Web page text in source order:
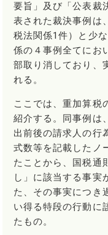
要旨」及び「公表裁
表された裁決事例は
税法関係1件）と少
係の４事例全てにお
部取り消しており、
れる。
ここでは、重加算税
紹介する。同事例は
出前後の請求人の行
式数等を記載したノ
たことから、国税通
し」に該当する事実
た、その事実につき
い得る特段の行動に
たもの。